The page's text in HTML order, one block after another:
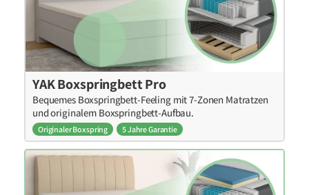
YAK Boxspringbett Pro
Bequemes Boxspringbett-Feeling mit 7-Zonen Matratzen
und originalem Boxspringbett-Aufbau.
Originaler Boxspring 5 Jahre Garantie